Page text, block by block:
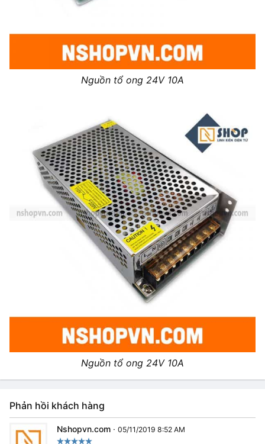
Nguồn tổ ong 24V 10A
Nguồn tổ ong 24V 10A
Phản hồi khách hàng
Nshopvn.com · 05/11/2019 8:52 AM